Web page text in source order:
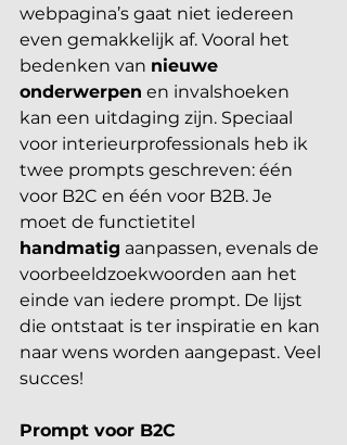
webpagina’s gaat niet iedereen
even gemakkelijk af. Vooral het
bedenken van nieuwe
onderwerpen en invalshoeken
kan een uitdaging zijn. Speciaal
voor interieurprofessionals heb ik
twee prompts geschreven: één
voor B2C en één voor B2B. Je
moet de functietitel
handmatig aanpassen, evenals de
voorbeeldzoekwoorden aan het
einde van iedere prompt. De lijst
die ontstaat is ter inspiratie en kan
naar wens worden aangepast. Veel
succes!
Prompt voor B2C